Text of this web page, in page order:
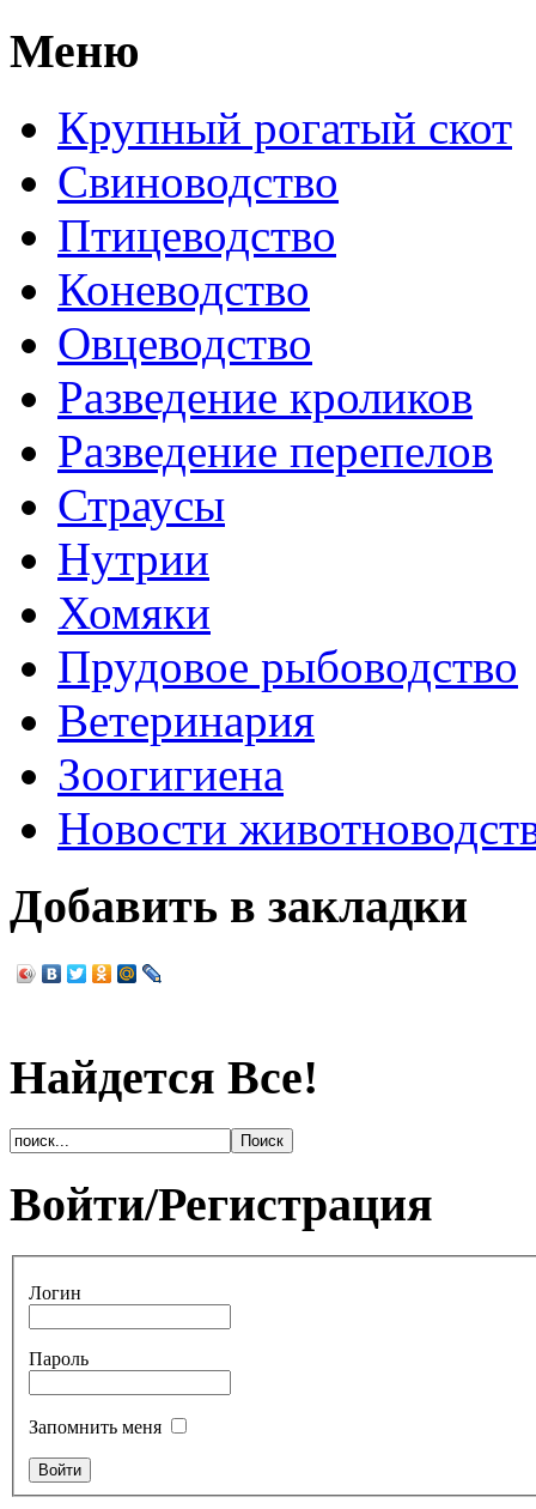
Меню
Крупный рогатый скот
Свиноводство
Птицеводство
Коневодство
Овцеводство
Разведение кроликов
Разведение перепелов
Страусы
Нутрии
Хомяки
Прудовое рыбоводство
Ветеринария
Зоогигиена
Новости
Добавить в закладки
Найдется Все!
Войти/Регистрация
Логин
Пароль
Запомнить меня